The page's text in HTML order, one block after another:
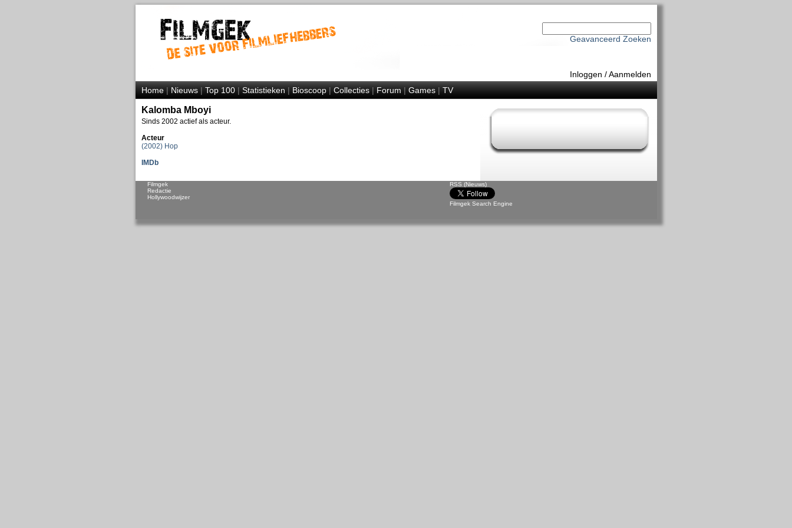
Geavanceerd Zoeken
Inloggen /Aanmelden
Home|Nieuws|Top 100|Statistieken|Bioscoop|Collecties|Forum|Games|TV
Kalomba Mboyi
Sinds 2002 actief als acteur.
Acteur
(2002) Hop
IMDb
RSS (Nieuws)
Filmgek Search Engine
Filmgek
Redactie
Hollywoodwijzer